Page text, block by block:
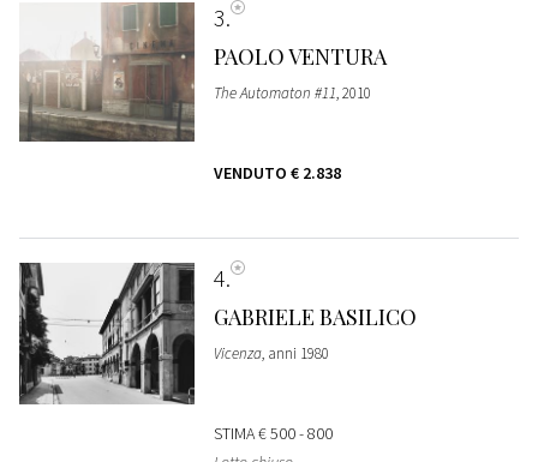
3
PAOLO VENTURA
The Automaton #11, 2010
VENDUTO € 2.838
4
GABRIELE BASILICO
Vicenza, anni 1980
STIMA€ 500 - 800